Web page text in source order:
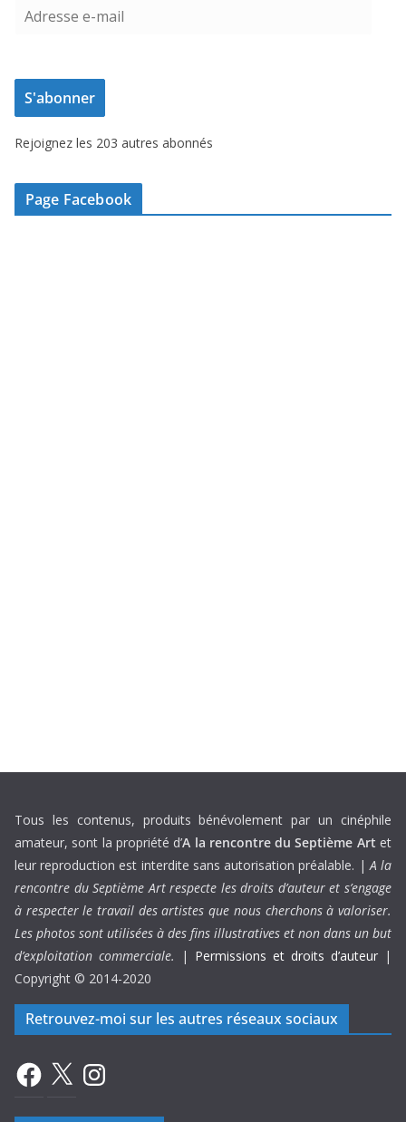
e
s
e
-
S'abonner
Rejoignez les 203 autres abonnés
Page Facebook
Tous les contenus, produits bénévolement par un cinéphile
amateur, sont la propriété d’A la rencontre du Septième Art et
leur reproduction est interdite sans autorisation préalable. |A la
rencontre du Septième Art respecte les droits d’auteur et s’engage
à respecter le travail des artistes que nous cherchons à valoriser.
Les photos sont utilisées à des fins illustratives et non dans un but
d’exploitation commerciale.
| Permissions et droits d’auteur |
Copyright © 2014-2020
Retrouvez-moi sur les autres réseaux sociaux
Facebook
X Instagram